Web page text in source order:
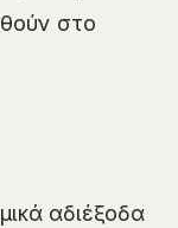
στο
αδιέξοδα